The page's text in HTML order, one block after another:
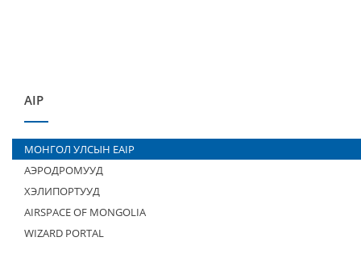
AIP
МОНГОЛ УЛСЫН EAIP
АЭРОДРОМУУД
ХЭЛИПОРТУУД
AIRSPACE OF MONGOLIA
WIZARD PORTAL